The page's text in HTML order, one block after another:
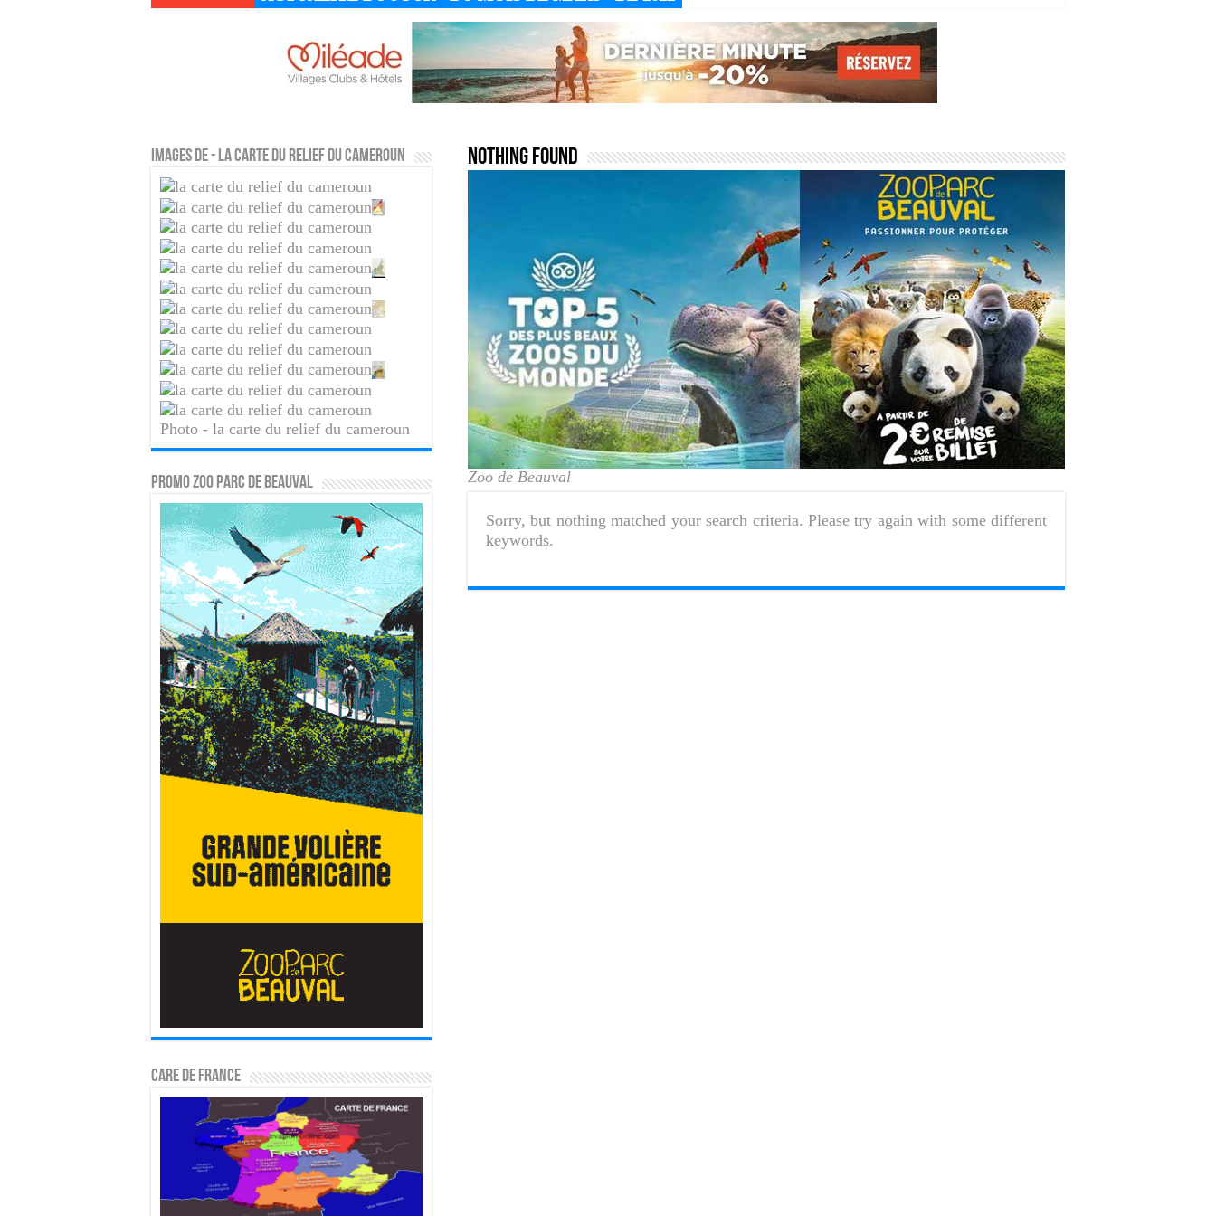
Nothing Found
Zoo de Beauval
Sorry, but nothing matched your search criteria. Please try again with some different
keywords.
Images de - la carte du relief du cameroun
Photo - la carte du relief du cameroun
PROMO ZOO PARC DE BEAUVAL
CARE DE FRANCE